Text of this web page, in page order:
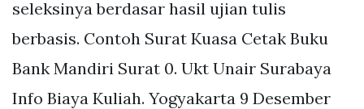
seleksinya berdasar hasil ujian tulis
berbasis. Contoh Surat Kuasa Cetak Buku
Bank Mandiri Surat 0. Ukt Unair Surabaya
Info Biaya Kuliah. Yogyakarta 9 Desember